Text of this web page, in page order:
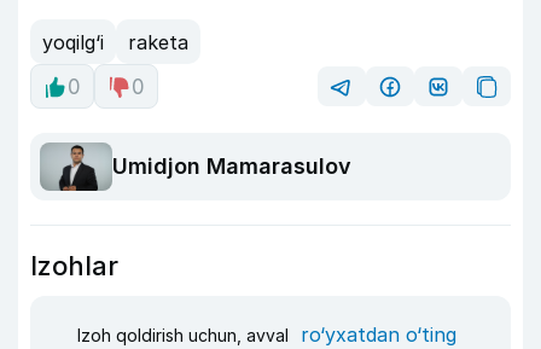
yoqilg‘i
raketa
0
0
Umidjon Mamarasulov
Izohlar
Izoh qoldirish uchun, avval ro‘yxatdan o‘ting